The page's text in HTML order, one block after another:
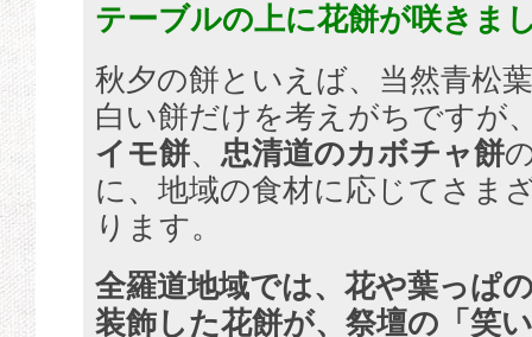
テーブルの上に花餅が咲きま
秋夕の餅といえば、当然青松
白い餅だけを考えがちですが
イモ餅、 忠清道のカボチャ餅
に、地域の食材に応じてさま
ります。
全羅道地域では、花や葉っぱ
装飾した花餅が、祭壇の「笑